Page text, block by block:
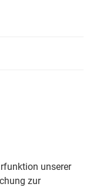
unserer
zur